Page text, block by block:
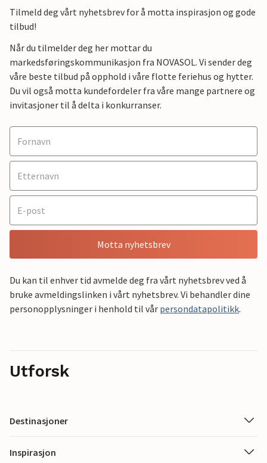
Tilmeld deg vårt nyhetsbrev for å motta inspirasjon og gode
tilbud!
Når du tilmelder deg her mottar du
markedsføringskommunikasjon fra NOVASOL. Vi sender deg
våre beste tilbud på opphold i våre flotte feriehus og hytter.
Du vil også motta kundefordeler fra våre mange partnere og
invitasjoner til å delta i konkurranser.
Motta nyhetsbrev
Du kan til enhver tid avmelde deg fra vårt nyhetsbrev ved å
bruke avmeldingslinken i vårt nyhetsbrev. Vi behandler dine
personopplysninger i henhold til vår persondatapolitikk.
Utforsk
Destinasjoner
Inspirasjon